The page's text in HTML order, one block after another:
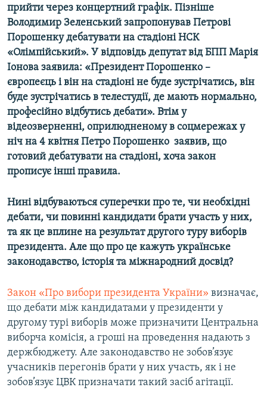
Усі сайти RFE/RL
прийти через концертний графік. Пізніше
Володимир Зеленський запропонував Петрові
Порошенку дебатувати на стадіоні НСК
«Олімпійський». У відповідь депутат від БПП Марія
Іонова заявила: «Президент Порошенко –
європеєць і він на стадіоні не буде зустрічатись, він
буде зустрічатись в телестудії, де мають нормально,
професійно відбутись дебати». Втім у
відеозверненні, оприлюдненому в соцмережах у
ніч на 4 квітня​ Петро Порошенко ​ заявив, що
готовий дебатувати на стадіоні, хоча закон
прописує інші правила.
Нині відбуваються суперечки про те, чи необхідні
дебати, чи повинні кандидати брати участь у них,
та як це вплине на результат другого туру виборів
президента. Але що про це кажуть українське
законодавство, історія та міжнародний досвід?
Закон «Про вибори президента України» визначає,
що дебати між кандидатами у президенти у
другому турі виборів може призначити Центральна
виборча комісія, а гроші на проведення надають з
держбюджету. Але законодавство не зобов’язує
учасників перегонів брати у них участь, як і не
зобов’язує ЦВК призначати такий засіб агітації.